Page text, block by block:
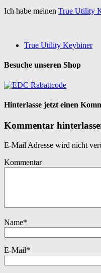
Ich habe meinen True Utility
True Utility Keybiner
Besuche unseren Shop
Hinterlasse jetzt einen
Kommentar
E-Mail Adresse wird nicht
Kommentar
Name*
E-Mail*